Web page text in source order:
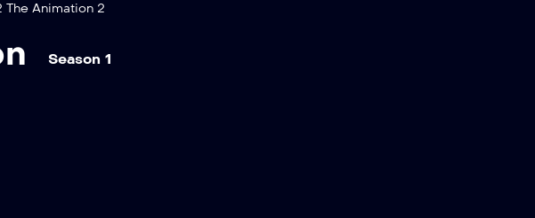
The Animation 2
Season 1